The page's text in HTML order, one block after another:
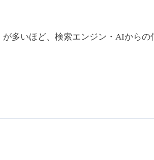
多いほど、検索エンジン・AIから